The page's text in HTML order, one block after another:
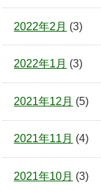
2022年2月 (3)
2022年1月 (3)
2021年12月 (5)
2021年11月 (4)
2021年10月 (3)